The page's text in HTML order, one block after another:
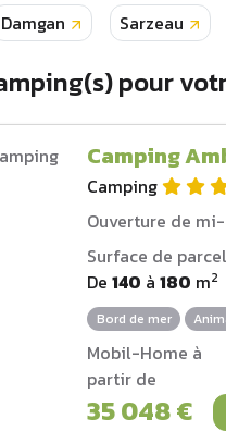
Damgan Sarzeau
pour
Camping
Camping
Ouverture de
Surface de
De140 à180 m2
Bord de mer
Mobil-Home à
partir de
35 048 €